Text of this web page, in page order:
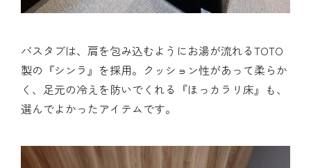
バスタブは、肩を包み込むようにお湯が流れるTOTO
製の『シンラ』を採用。クッション性があって柔らか
く、足元の冷えを防いでくれる『ほっカラリ床』も、
選んでよかったアイテムです。